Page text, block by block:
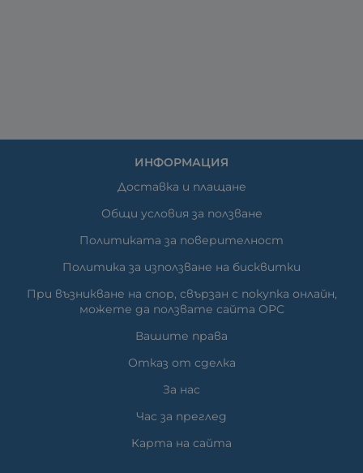
ИНФОРМАЦИЯ
Доставка и плащане
Общи условия за ползване
Политиката за поверителност
Политика за използване на бисквитки
При възникване на спор, свързан с покупка онлайн,
можете да ползвате сайта ОРС
Вашите права
Отказ от сделка
За нас
Час за преглед
Карта на сайта